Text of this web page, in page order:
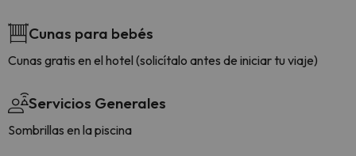
Cunas para bebés
Cunas gratis en el hotel (solicítalo antes de iniciar tu viaje)
Servicios Generales
Sombrillas en la piscina